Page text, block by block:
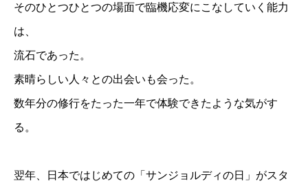
そのひとつひとつの場面で臨機応変にこなしていく能力
は、
流石であった。
素晴らしい人々との出会いも会った。
数年分の修行をたった一年で体験できたような気がす
る。
翌年、日本ではじめての「サンジョルディの日」がスタ